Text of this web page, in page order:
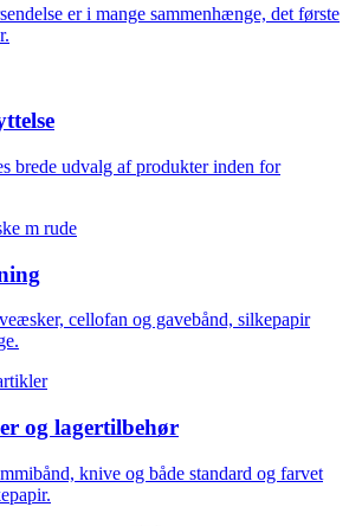
er i mange sammenhænge, det første
brede udvalg af produkter inden for
cellofan og gavebånd, silkepapir
og lagertilbehør
knive og både standard og farvet